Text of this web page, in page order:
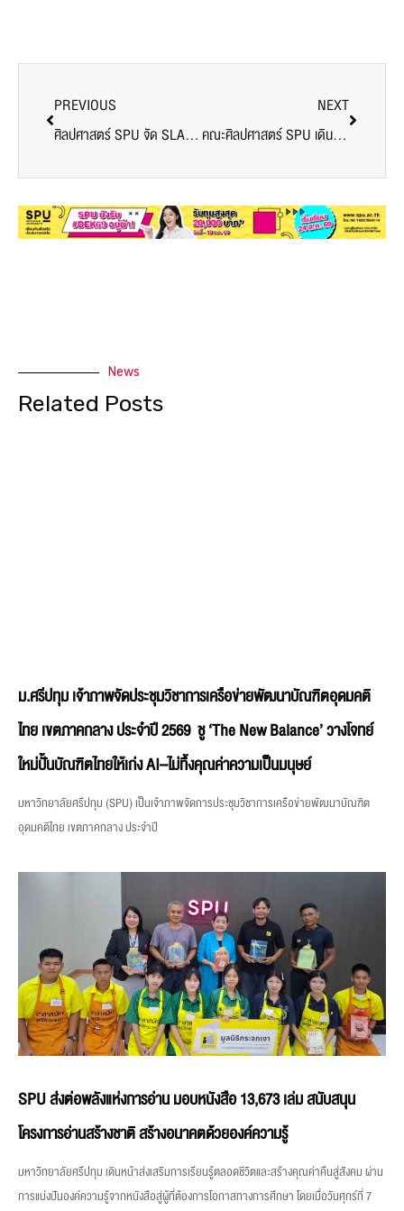
PREVIOUS
ศิลปศาสตร์ SPU จัด SLA SMO Leadership Camp 2026 ปั้นผู้นำนักศึกษายุคใหม่ เรียนรู้ภาวะผู้นำจากสนามจริงนอกห้องเรียน
NEXT
คณะศิลปศาสตร์ SPU เดินหน้าพัฒนาศักยภาพนักศึกษา จัดค่ายผู้นำสร้างทักษะรอบด้าน พร้อมเป็นพลังสำคัญของสังคมในอนาคต
News
Related Posts
ม.ศรีปทุม เจ้าภาพจัดประชุมวิชาการเครือข่ายพัฒนาบัณฑิตอุดมคติ
ไทย เขตภาคกลาง ประจำปี 2569 ชู ‘The New Balance’ วางโจทย์
ใหม่ปั้นบัณฑิตไทยให้เก่ง AI–ไม่ทิ้งคุณค่าความเป็นมนุษย์
มหาวิทยาลัยศรีปทุม (SPU) เป็นเจ้าภาพจัดการประชุมวิชาการเครือข่ายพัฒนาบัณฑิต
อุดมคติไทย เขตภาคกลาง ประจำปี
SPU ส่งต่อพลังแห่งการอ่าน มอบหนังสือ 13,673 เล่ม สนับสนุน
โครงการอ่านสร้างชาติ สร้างอนาคตด้วยองค์ความรู้
มหาวิทยาลัยศรีปทุม เดินหน้าส่งเสริมการเรียนรู้ตลอดชีวิตและสร้างคุณค่าคืนสู่สังคม ผ่าน
การแบ่งปันองค์ความรู้จากหนังสือสู่ผู้ที่ต้องการโอกาสทางการศึกษา โดยเมื่อวันศุกร์ที่ 7